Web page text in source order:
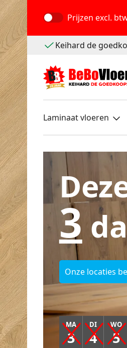
Prijzen excl.
Keihard de
Laminaat vloeren
3
Onze locaties
MA
3
DI
4
WO
5